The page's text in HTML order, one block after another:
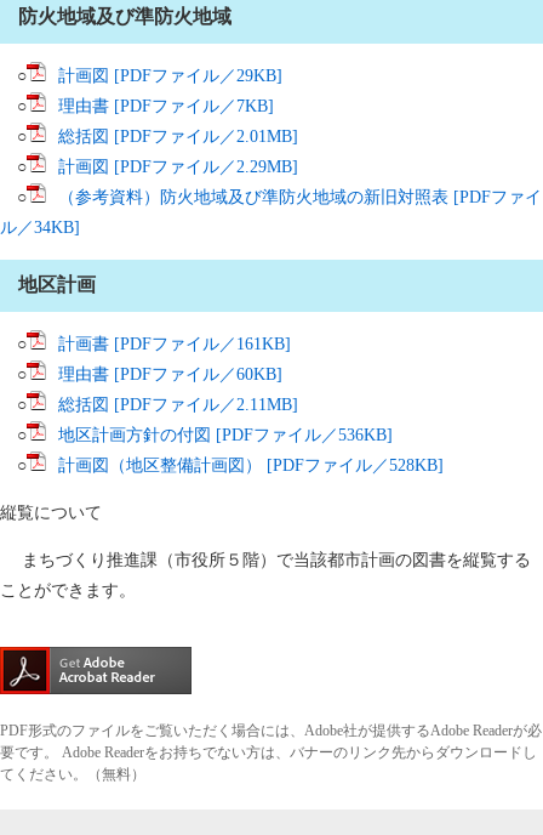
防火地域及び準防火地域
○
計画図 [PDFファイル／29KB]
○
理由書 [PDFファイル／7KB]
○
総括図 [PDFファイル／2.01MB]
○
計画図 [PDFファイル／2.29MB]
○
（参考資料）防火地域及び準防火地域の新旧対照表 [PDFファイ
ル／34KB]
地区計画
○
計画書 [PDFファイル／161KB]
○
理由書 [PDFファイル／60KB]
○
総括図 [PDFファイル／2.11MB]
○
地区計画方針の付図 [PDFファイル／536KB]
○
計画図（地区整備計画図） [PDFファイル／528KB]
縦覧について
まちづくり推進課（市役所５階）で当該都市計画の図書を縦覧する
ことができます。
PDF形式のファイルをご覧いただく場合には、Adobe社が提供するAdobe Readerが必
要です。
Adobe Readerをお持ちでない方は、バナーのリンク先からダウンロードし
てください。（無料）